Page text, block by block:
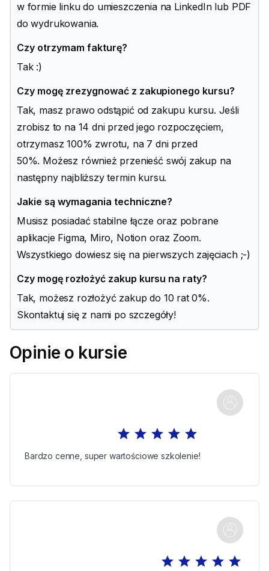
w formie linku do umieszczenia na LinkedIn lub PDF
do wydrukowania.
Czy otrzymam fakturę?
Tak :)
Czy mogę zrezygnować z zakupionego kursu?
Tak, masz prawo odstąpić od zakupu kursu. Jeśli
zrobisz to na 14 dni przed jego rozpoczęciem,
otrzymasz 100% zwrotu, na 7 dni przed
50%. Możesz również przenieść swój zakup na
następny najbliższy termin kursu.
Jakie są wymagania techniczne?
Musisz posiadać stabilne łącze oraz pobrane
aplikacje Figma, Miro, Notion oraz Zoom.
Wszystkiego dowiesz się na pierwszych zajęciach ;-)
Czy mogę rozłożyć zakup kursu na raty?
Tak, możesz rozłożyć zakup do 10 rat 0%.
Skontaktuj się z nami po szczegóły!
Opinie o kursie
star star star star star
Bardzo cenne, super wartościowe szkolenie!
star star star star star